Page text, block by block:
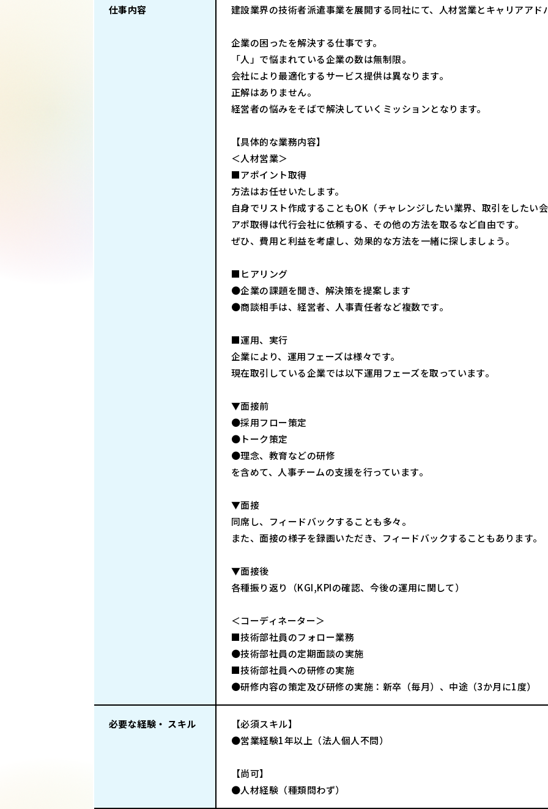
仕事内容 建設業界の技術者派遣事業を展開する同社にて、人材営業とキャリアアド
企業の困ったを解決する仕事です。
「人」で悩まれている企業の数は無制限。
会社により最適化するサービス提供は異なります。
正解はありません。
経営者の悩みをそばで解決していくミッションとなります。
【具体的な業務内容】
＜人材営業＞
■アポイント取得
方法はお任せいたします。
自身でリスト作成することもOK（チャレンジしたい業界、取引をしたい会
アポ取得は代行会社に依頼する、その他の方法を取るなど自由です。
ぜひ、費用と利益を考慮し、効果的な方法を一緒に探しましょう。
■ヒアリング
●企業の課題を聞き、解決策を提案します
●商談相手は、経営者、人事責任者など複数です。
■運用、実行
企業により、運用フェーズは様々です。
現在取引している企業では以下運用フェーズを取っています。
▼面接前
●採用フロー策定
●トーク策定
●理念、教育などの研修
を含めて、人事チームの支援を行っています。
▼面接
同席し、フィードバックすることも多々。
また、面接の様子を録画いただき、フィードバックすることもあります。
▼面接後
各種振り返り（KGI,KPIの確認、今後の運用に関して）
＜コーディネーター＞
■技術部社員のフォロー業務
●技術部社員の定期面談の実施
■技術部社員への研修の実施
●研修内容の策定及び研修の実施：新卒（毎月）、中途（3か月に1度）
必要な経験・ スキル
【必須スキル】
●営業経験1年以上（法人個人不問）
【尚可】
●人材経験（種類問わず）